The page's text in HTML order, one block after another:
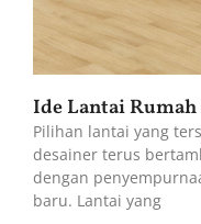
Ide Lantai Rumah
Pilihan lantai yang
desainer terus
dengan
baru. Lantai yang